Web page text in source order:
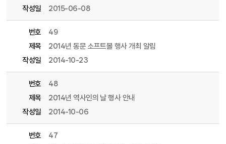
작성일
2015-06-08
번호
49
제목
2014년 동문 소프트볼 행사 개최 알림
작성일
2014-10-23
번호
48
제목
2014년 역사인의 날 행사 안내
작성일
2014-10-06
번호
47